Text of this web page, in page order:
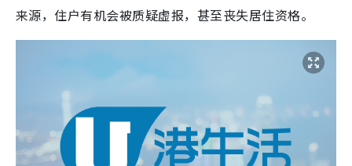
来源，住户有机会被质疑虚报，甚至丧失居住资格。